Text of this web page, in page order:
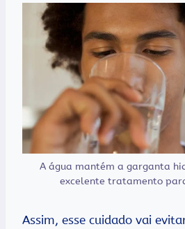
A água mantém a garganta
excelente tratamento
Assim, esse cuidado vai